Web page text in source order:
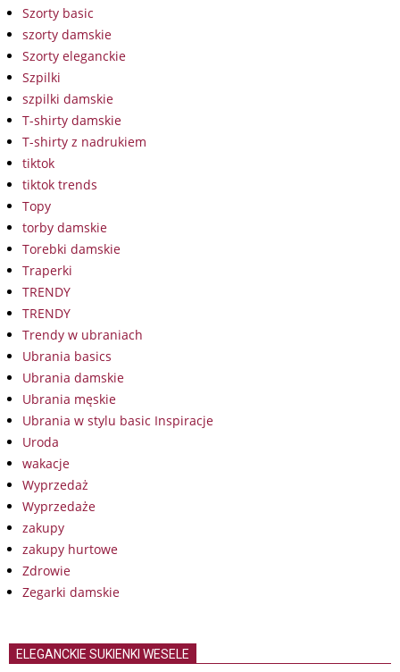
Szorty basic
szorty damskie
Szorty eleganckie
Szpilki
szpilki damskie
T-shirty damskie
T-shirty z nadrukiem
tiktok
tiktok trends
Topy
torby damskie
Torebki damskie
Traperki
TRENDY
TRENDY
Trendy w ubraniach
Ubrania basics
Ubrania damskie
Ubrania męskie
Ubrania w stylu basic Inspiracje
Uroda
wakacje
Wyprzedaż
Wyprzedaże
zakupy
zakupy hurtowe
Zdrowie
Zegarki damskie
ELEGANCKIE SUKIENKI WESELE